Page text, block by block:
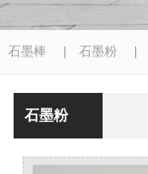
石墨棒 石墨粉
石墨粉